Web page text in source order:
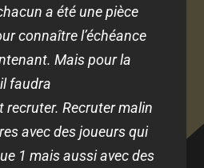
a été une pièce
connaître l’échéance
Mais pour la
faudra
Recruter malin
avec des joueurs qui
1 mais aussi avec des